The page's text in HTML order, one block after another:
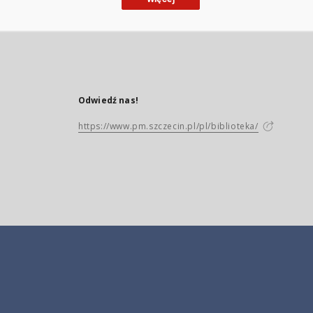
Odwiedź nas!
https://www.pm.szczecin.pl/pl/biblioteka/